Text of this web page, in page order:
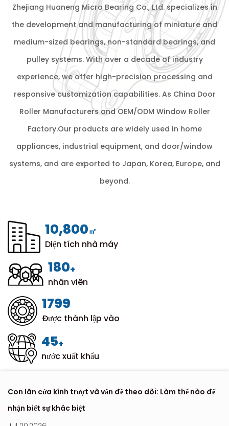
12,000㎡
Diện tích nhà máy
200+
nhân viên
1999
Được thành lập vào
50+
nước xuất khẩu
Zhejiang Huaneng Micro Bearing Co., Ltd. specializes in
the development and manufacturing of miniature and
medium-sized bearings, non-standard bearings, and
pulley systems. With over a decade of industry
experience, we offer high-precision processing and
responsive customization capabilities. As China Door
Roller ManufacturersandOEM/ODM Window Roller
Factory.Our products are widely used in home
appliances, industrial equipment, and door/window
systems, and are exported to Japan, Korea, Europe, and
beyond.
Con lăn cửa kính trượt và vấn đề theo dõi: Làm thế nào để
nhận biết sự khác biệt